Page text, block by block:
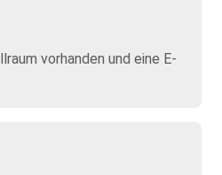
vorhanden und eine E-